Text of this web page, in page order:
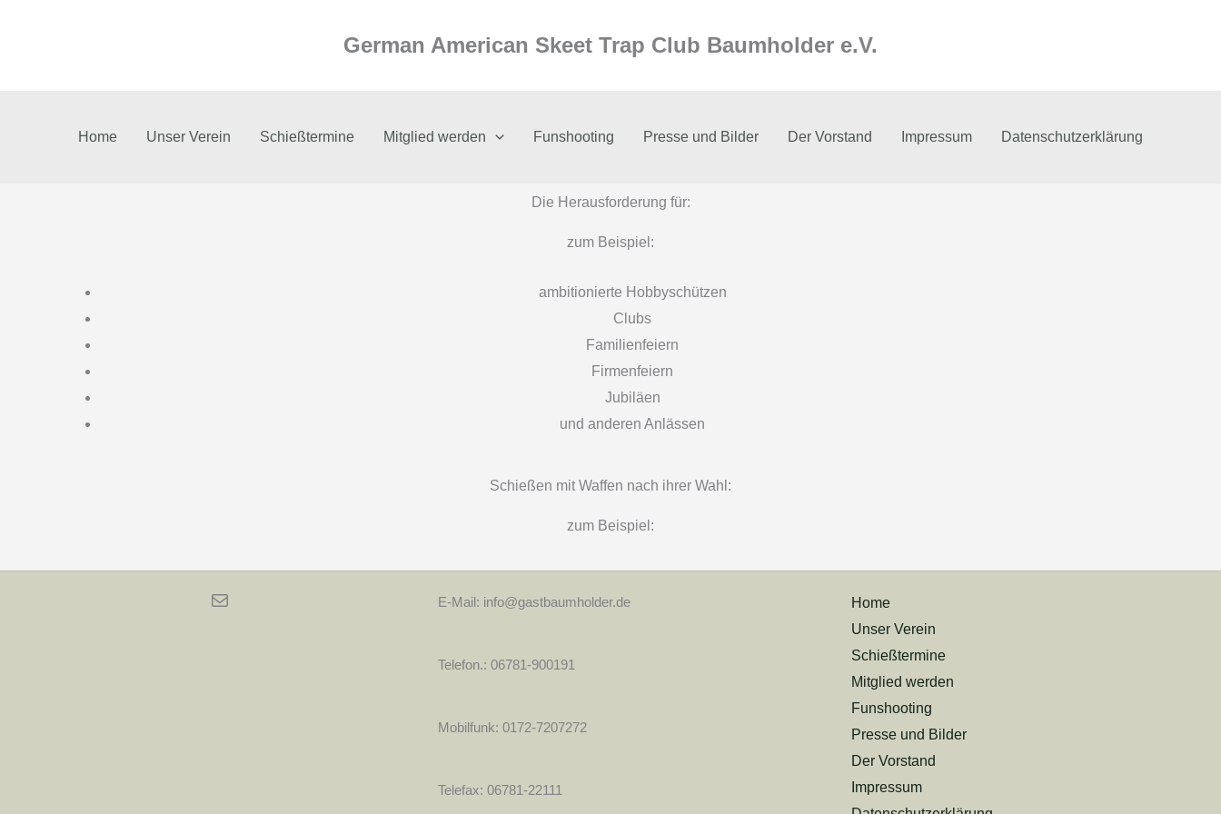
German American Skeet Trap Club Baumholder e.V.
Home Unser Verein Schießtermine Mitglied werden Funshooting Presse und Bilder Der Vorstand Impressum Datenschutzerklärung
Die Herausforderung für:
zum Beispiel:
ambitionierte Hobbyschützen
Clubs
Familienfeiern
Firmenfeiern
Jubiläen
und anderen Anlässen
Schießen mit Waffen nach ihrer Wahl:
zum Beispiel:
E-Mail: info@gastbaumholder.de
Telefon.: 06781-900191
Mobilfunk: 0172-7207272
Telefax: 06781-22111
Home
Unser Verein
Schießtermine
Mitglied werden
Funshooting
Presse und Bilder
Der Vorstand
Impressum